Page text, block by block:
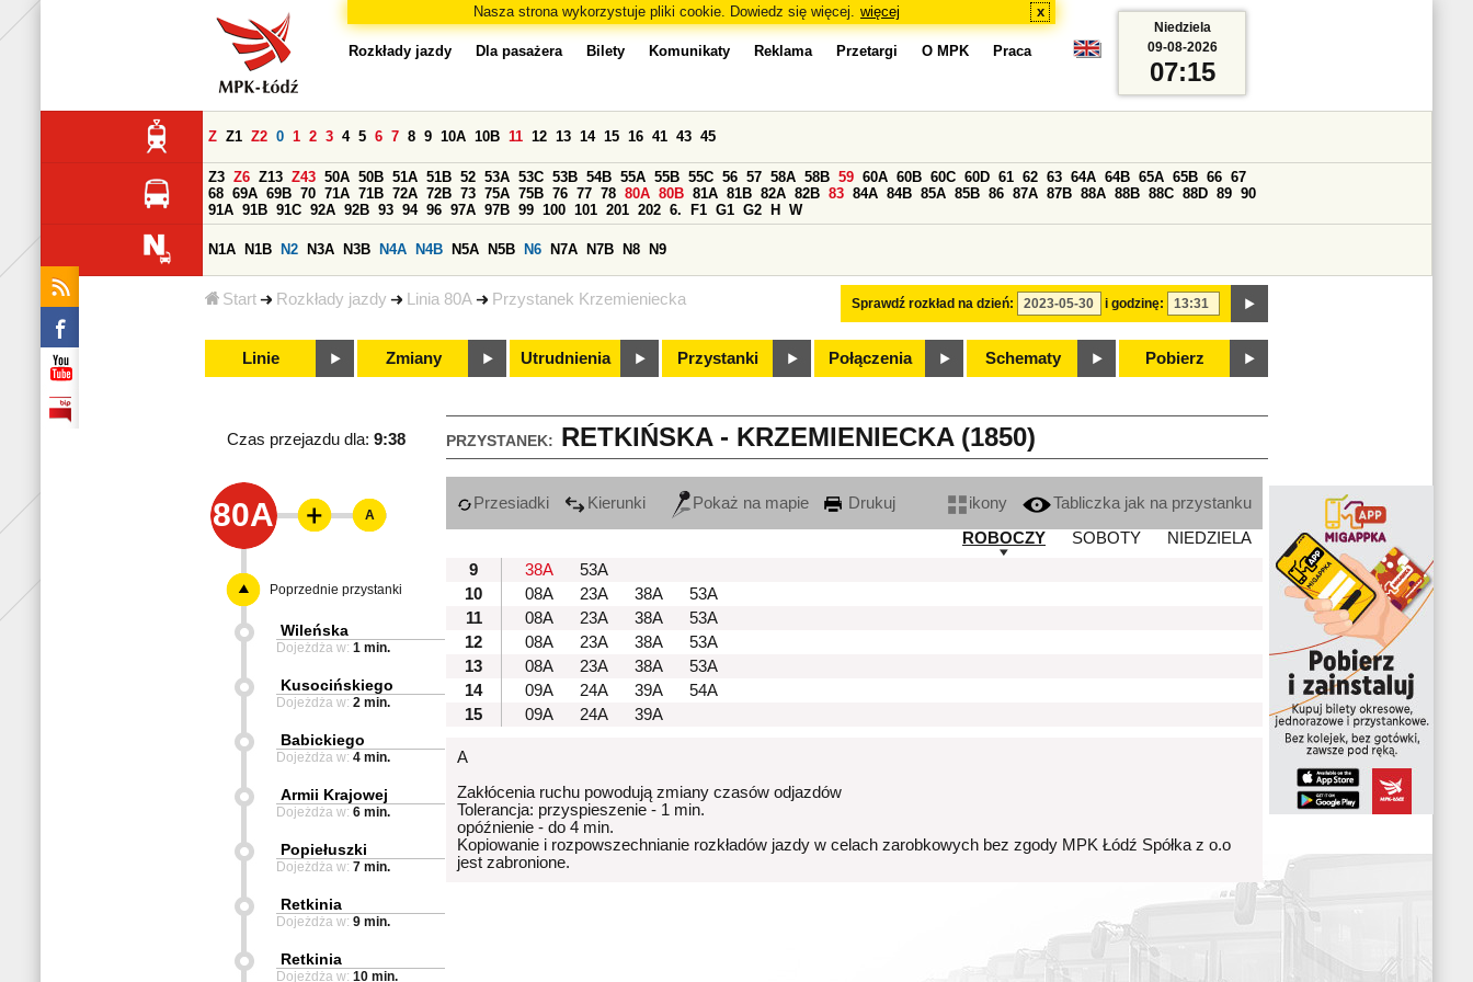
Nasza strona wykorzystuje pliki cookie. Dowiedz się więcej. więcej x
Start Rozkłady jazdy Linia 80A Przystanek Krzemieniecka
Rozkłady jazdy Dla pasażera Bilety Komunikaty Reklama Przetargi O MPK Praca
Sprawdź rozkład na dzień: i godzinę:
Z Z1 Z2 0 1 2 3 4 5 6 7 8 9 10A 10B 11 12 13 14 15 16 41 43 45
Z3 Z6 Z13 Z43 50A 50B 51A 51B 52 53A 53C 53B 54B 55A 55B 55C 56 57 58A 58B 59 60A 60B 60C 60D 61 62 63 64A 64B 65A 65B 66 67
68 69A 69B 70 71A 71B 72A 72B 73 75A 75B 76 77 78 80A 80B 81A 81B 82A 82B 83 84A 84B 85A 85B 86 87A 87B 88A 88B 88C 88D 89 90
91A 91B 91C 92A 92B 93 94 96 97A 97B 99 100 101 201 202 6. F1 G1 G2 H W
N1A N1B N2 N3A N3B N4A N4B N5A N5B N6 N7A N7B N8 N9
Linie Zmiany Utrudnienia Przystanki Połączenia Schematy Pobierz
Niedziela
09-08-2026
07:15
PRZYSTANEK: RETKIŃSKA - KRZEMIENIECKA (1850)
Czas przejazdu dla: 9:38
80A Przesiadki Kierunki Pokaż na mapie Drukuj ikony
Tabliczka jak na przystanku
ROBOCZY
SOBOTY
NIEDZIELA
9
38A
53A
10
08A 23A 38A
53A
11
08A 23A 38A
53A
12
08A 23A 38A
53A
13
08A 23A 38A
53A
14
09A 24A 39A
54A
15
09A 24A 39A
A
Zakłócenia ruchu powodują zmiany czasów odjazdów
Tolerancja: przyspieszenie - 1 min.
opóźnienie - do 4 min.
Kopiowanie i rozpowszechnianie rozkładów jazdy w celach zarobkowych bez zgody MPK Łódź Spółka z o.o
jest zabronione.
A
Poprzednie przystanki
Wileńska
Dojeżdża w: 1 min.
Kusocińskiego
Dojeżdża w: 2 min.
Babickiego
Dojeżdża w: 4 min.
Armii Krajowej
Dojeżdża w: 6 min.
Popiełuszki
Dojeżdża w: 7 min.
Retkinia
Dojeżdża w: 9 min.
Retkinia
Dojeżdża w: 10 min.